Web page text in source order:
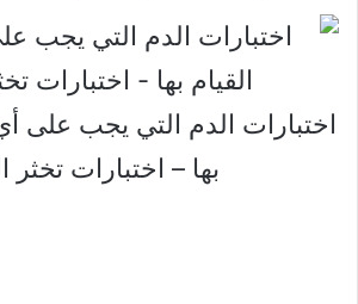
اختبارات الدم التي يجب على
بها – اختبارات تخثر